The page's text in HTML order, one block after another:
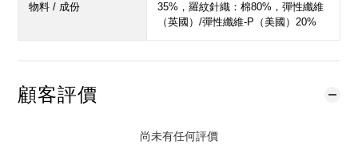
物料 / 成份
35%，羅紋針織：棉80%，彈性纖維
（英國）/彈性纖維-P（美國）20%
顧客評價
尚未有任何評價